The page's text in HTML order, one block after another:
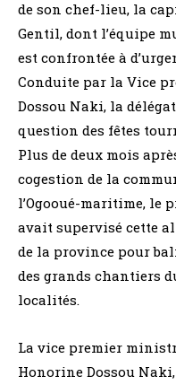
de son chef-lieu, la
Gentil, dont l’équipe
est confrontée à
Conduite par la Vice
Dossou Naki, la
question des fêtes
Plus de deux mois
cogestion de la
l’Ogooué-maritime, le
avait supervisé cette
de la province pour
des grands chantiers
localités.
La vice premier
Honorine Dossou